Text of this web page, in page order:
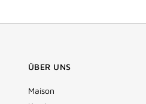
ÜBER UNS
Maison